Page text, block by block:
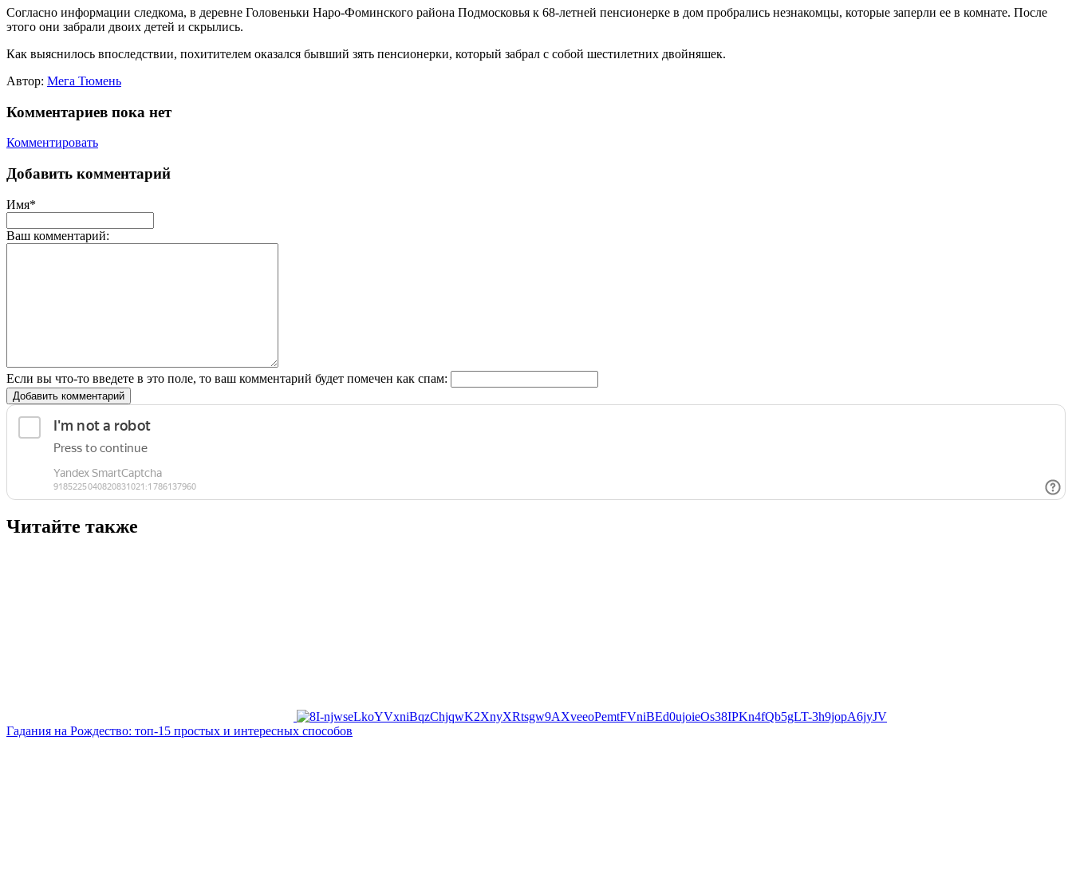
Согласно информации следкома, в деревне Головеньки Наро-Фоминского района Подмосковья к 68-летней пенсионерке в дом пробрались незнакомцы, которые заперли ее в комнате. После
этого они забрали двоих детей и скрылись.
Как выяснилось впоследствии, похитителем оказался бывший зять пенсионерки, который забрал с собой шестилетних двойняшек.
Автор: Мега Тюмень
Комментариев пока нет
Комментировать
Добавить комментарий
Имя*
Ваш комментарий:
Если вы что-то введете в это поле, то ваш комментарий будет помечен как спам:
Добавить комментарий
Читайте также
Гадания на Рождество: топ-15 простых и интересных способов